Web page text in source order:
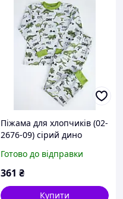
Піжама для хлопчиків (02-
2676-09) сірий дино
Готово до відправки
361 ₴
Купити